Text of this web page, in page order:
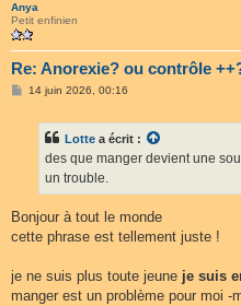
Anya
Petit enfinien
Re: Anorexie? ou contrôle
M14 juin 2026, 00:16
Lotte a écrit :
des que manger devient une
un trouble.
Bonjour à tout le monde
cette phrase est tellement juste !
je ne suis plus toute jeune je suis
manger est un problème pour moi -